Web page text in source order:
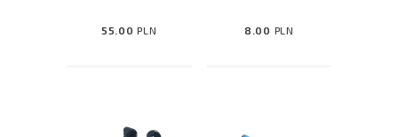
55.00 PLN 8.00 PLN